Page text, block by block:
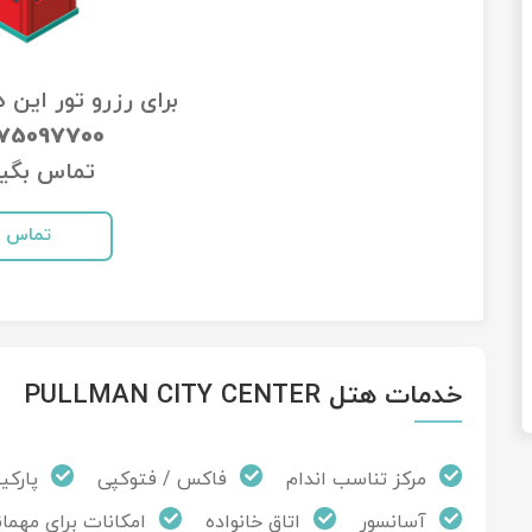
برای رزرو تور
تماس
تماس
خدمات هتل PULLMAN CITY CENTER
مرکز تناسب اندام فاکس / فتوکپی
آسانسور
اتاق خانواده امکانات برای